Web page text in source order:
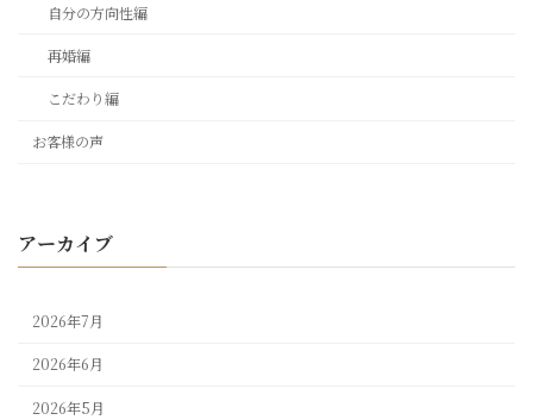
自分の方向性編
再婚編
こだわり編
お客様の声
アーカイブ
2026年7月
2026年6月
2026年5月